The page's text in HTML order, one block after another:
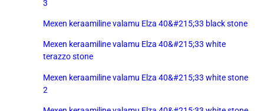
3
Mexen keraamiline valamu Elza 40&#215;33 black stone
Mexen keraamiline valamu Elza 40&#215;33 white
terazzo stone
Mexen keraamiline valamu Elza 40&#215;33 white stone
2